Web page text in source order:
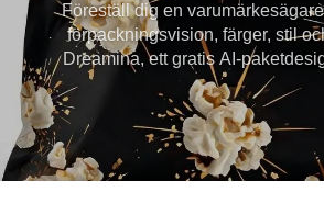
Föreställ dig en
förpackningsvision, färger, stil
Dreamina, ett gratis AI-
drivs av Seedream 5.0, förvandlar
till polerade modeller. Se dina
produktionen börjar.